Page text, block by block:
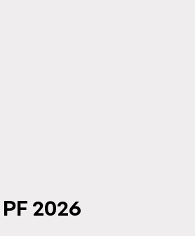
PF 2026